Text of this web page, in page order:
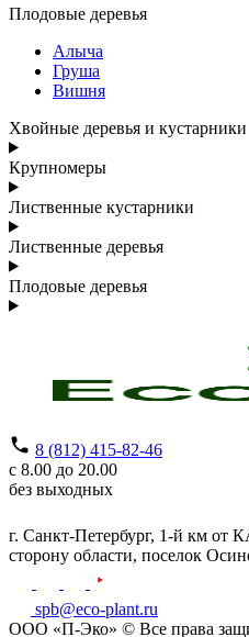
Плодовые деревья
Алыча
Груша
Вишня
Хвойные деревья и кустарники
Крупномеры
Лиственные кустарники
Лиственные деревья
Плодовые деревья
8 (812) 415-82-46
с 8.00 до 20.00
без выходных
г. Санкт-Петербург, 1-й км от
сторону области, поселок
spb@eco-plant.ru
ООО «П-Эко» © Все права